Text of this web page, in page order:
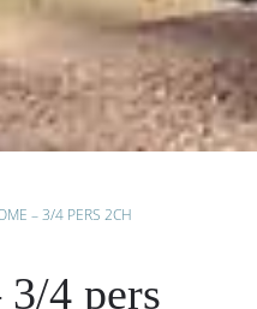
– 3/4 PERS 2CH
4 pers